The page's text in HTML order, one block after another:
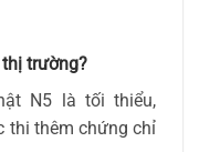
trường?
N5 là tối thiểu,
thi thêm chứng chỉ